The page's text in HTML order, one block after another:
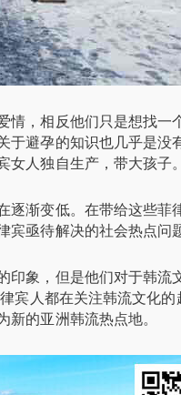
，相反他们只是想找
避孕的知识也几乎是
人独自生产，带大孩子。
逐渐变低。在带给这些
亟待解决的社会热点问题
象，但是他们对于韩流
宾人都在关注韩流文化
的亚洲韩流热点地。